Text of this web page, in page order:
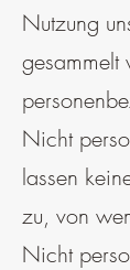
Nutzung
gesammelt
Nicht
lassen
zu, von
Nicht